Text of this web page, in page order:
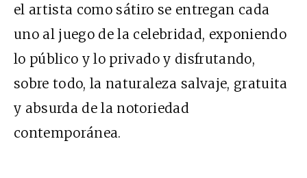
el artista como sátiro se entregan cada
uno al juego de la celebridad, exponiendo
lo público y lo privado y disfrutando,
sobre todo, la naturaleza salvaje, gratuita
y absurda de la notoriedad
contemporánea.